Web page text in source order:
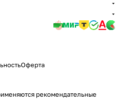
Оферта
рекомендательные